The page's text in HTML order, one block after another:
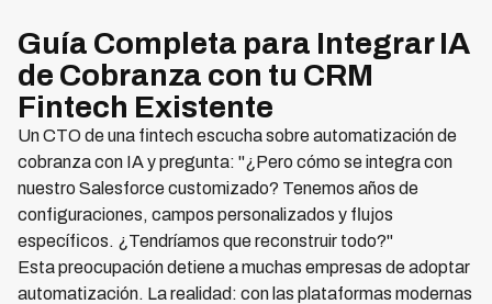
Guía Completa para Integrar IA
de Cobranza con tu CRM
Fintech Existente
Un CTO de una fintech escucha sobre automatización de
cobranza con IA y pregunta: "¿Pero cómo se integra con
nuestro Salesforce customizado? Tenemos años de
configuraciones, campos personalizados y flujos
específicos. ¿Tendríamos que reconstruir todo?"
Esta preocupación detiene a muchas empresas de adoptar
automatización. La realidad: con las plataformas modernas